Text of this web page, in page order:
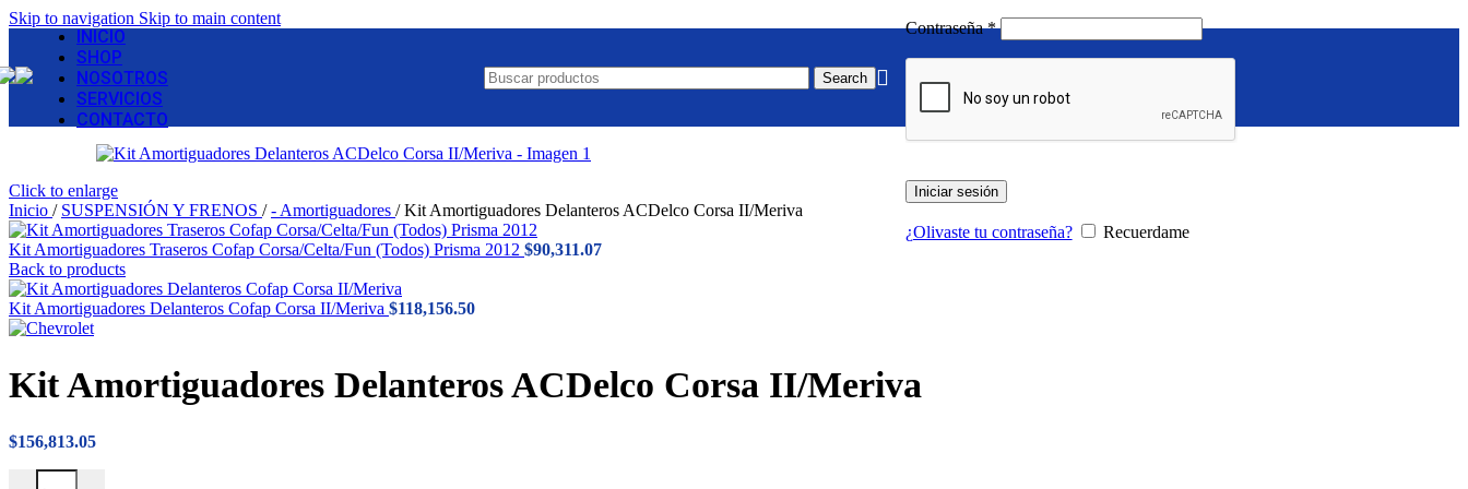
Skip to navigation Skip to main content
INICIO
SHOP
NOSOTROS
SERVICIOS
CONTACTO
Search
Contraseña*Requerido
Iniciar sesión
¿Olivaste tu contraseña? Recuerdame
Click to enlarge
Inicio / SUSPENSIÓN Y FRENOS / - Amortiguadores / Kit Amortiguadores Delanteros ACDelco Corsa II/Meriva
Kit Amortiguadores Traseros Cofap Corsa/Celta/Fun (Todos) Prisma 2012 $90,311.07
Back to products
Kit Amortiguadores Delanteros Cofap Corsa II/Meriva $118,156.50
Kit Amortiguadores Delanteros ACDelco Corsa II/Meriva
$156,813.05
Kit Amortiguadores Delanteros ACDelco Corsa II/Meriva cantidad